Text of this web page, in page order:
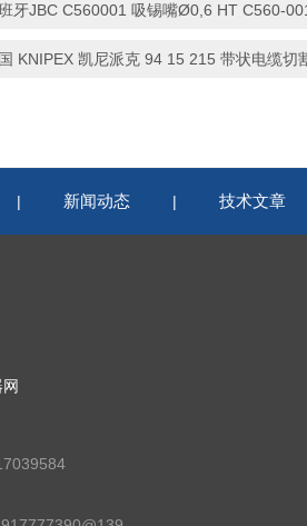
牙JBC C560001 吸锡嘴Ø0,6 HT C560-
KNIPEX 凯尼派克 94 15 215 带状电缆切
| 新闻动态 | 技术文章